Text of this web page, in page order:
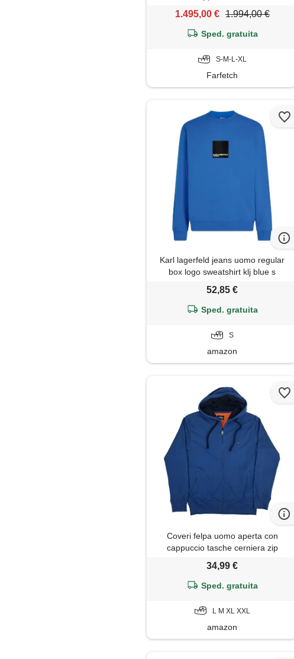
1.495,00 € 1.994,00 €
Sped. gratuita
S-M-L-XL
Farfetch
Karl lagerfeld jeans uomo regular
box logo sweatshirt klj blue s
52,85 €
Sped. gratuita
S
amazon
Coveri felpa uomo aperta con
cappuccio tasche cerniera zip
jeans)
34,99 €
Sped. gratuita
L M XL XXL
amazon